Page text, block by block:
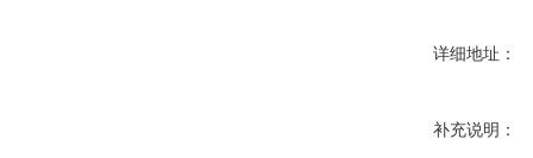
详细地址：
补充说明：